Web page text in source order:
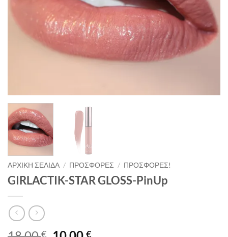
ΑΡΧΙΚΉ ΣΕΛΊΔΑ / ΠΡΟΣΦΟΡΈΣ / ΠΡΟΣΦΟΡΈΣ!
GIRLACTIK-STAR GLOSS-PinUp
€ €